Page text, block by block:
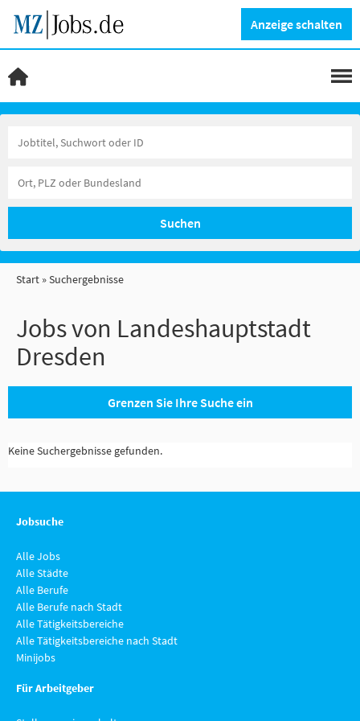
Anzeige schalten
Suchen
Start Suchergebnisse
Jobs von Landeshauptstadt
Dresden
Grenzen Sie Ihre Suche ein
Keine Suchergebnisse gefunden.
Jobsuche
Alle Jobs
Alle Städte
Alle Berufe
Alle Berufe nach Stadt
Alle Tätigkeitsbereiche
Alle Tätigkeitsbereiche nach Stadt
Minijobs
Für Arbeitgeber